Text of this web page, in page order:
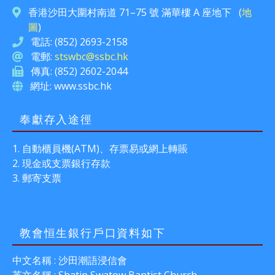
香港沙田大圍村南道 71–75 號 滿華樓 A 座地下 (地
圖)
電話: (852) 2693-2158
電郵: stswbc@ssbc.hk
傳真: (852) 2602-2044
網址: www.ssbc.hk
奉獻存入途徑
自動櫃員機(ATM)、存票易或網上轉賬
現金或支票銀行存款
郵寄支票
教會恒生銀行戶口資料如下
中文名稱 : 沙田潮語浸信會